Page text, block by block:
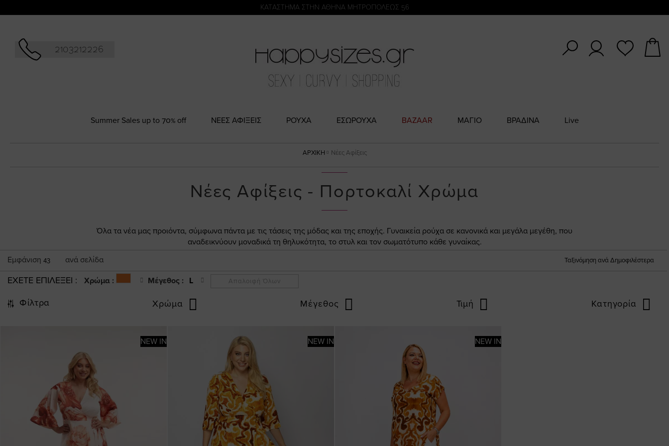
KATΑΣΤΗΜΑ ΣΤΗΝ ΑΘΗΝΑ ΜΗΤΡΟΠΟΛΕΩΣ 56
2103212226
Summer Sales up to 70% off NΕΕΣ ΑΦΙΞΕΙΣ ΡΟΥΧΑ ΕΣΩΡΟΥΧΑ BAZAAR ΜΑΓΙΟ ΒΡΑΔΙΝΑ Live
ΑΡΧΙΚΉ Νέες Αφίξεις
Νέες Αφίξεις - Πορτοκαλί Χρώμα
Όλα τα νέα μας προιόντα, σύμφωνα πάντα με τις τάσεις της μόδας και της εποχής. Γυναικεία ρούχα σε κανονικά και μεγάλα μεγέθη, που
αναδεικνύουν μοναδικά τη θηλυκότητα, το στυλ και τον σωματότυπο κάθε γυναίκας.
Εμφάνιση 43 ανά σελίδα Ταξινόμηση ανά Δημοφιλέστερα
ΕΧΕΤΕ ΕΠΙΛΕΞΕΙ Χρώμα : Μέγεθος : L Απαλοιφή Όλων
Φίλτρα Χρώμα Μέγεθος Τιμή Κατηγορία
NEW IN NEW IN NEW IN